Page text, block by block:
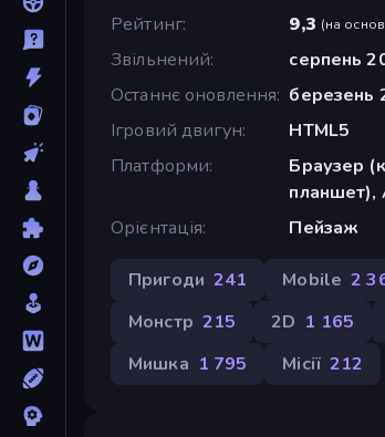
Рейтинг
9,3 (на
Звільнений
серпень
Останнє оновлення березень
Ігровий двигун
HTML5
Платформи
Браузер
планшет),
Орієнтація
Пейзаж
Пригоди 241 Mobile 2
Монстр 215 2D 1 165
Мишка 1 795 Місії 212